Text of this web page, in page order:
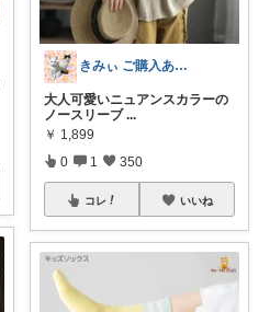
きみぃ ご購入ありがとうございます♪
大人可愛いニュアンスカラーの
ノースリーブ...
￥ 1,899
0 1 350
コレ いいね